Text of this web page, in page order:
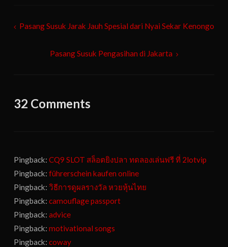
Post
Pasang Susuk Jarak Jauh Spesial dari Nyai Sekar Kenongo
Pasang Susuk Pengasihan di Jakarta
32 Comments
Pingback:CQ9 SLOT สล็อตยิงปลา ทดลองเล่นฟรี ที่ 2lotvip
Pingback:führerschein kaufen online
Pingback:วิธีการดูผลรางวัล หวยหุ้นไทย
Pingback:camouflage passport
Pingback:advice
Pingback:motivational songs
Pingback:coway